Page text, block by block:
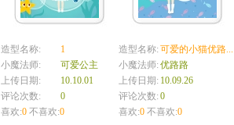
造型名称:
1
小魔法师:
可爱公主
上传日期:
10.10.01
评论次数:
0
喜欢:0 不喜欢:0
造型名称: 可爱的小猫优路...
小魔法师: 优路路
上传日期: 10.09.26
评论次数: 0
喜欢:0 不喜欢:0